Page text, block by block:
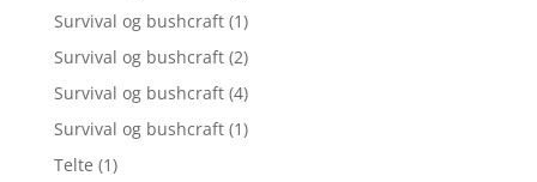
Survival og bushcraft (1)
Survival og bushcraft (2)
Survival og bushcraft (4)
Survival og bushcraft (1)
Telte (1)